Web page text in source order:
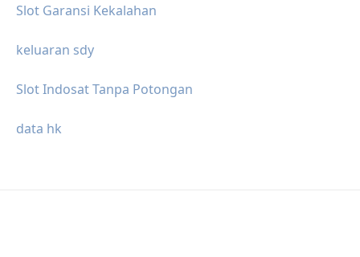
Slot Garansi Kekalahan
keluaran sdy
Slot Indosat Tanpa Potongan
data hk